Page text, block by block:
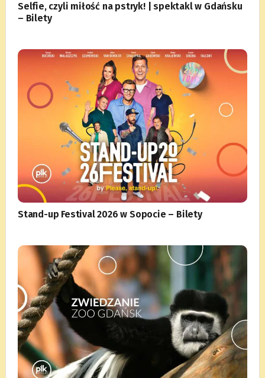
Selfie, czyli miłość na pstryk! | spektakl w Gdańsku
– Bilety
Stand-up Festival 2026 w Sopocie – Bilety